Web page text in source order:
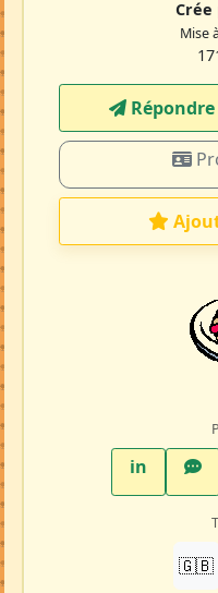
Crée
Mise
Répondre
inLinkedIn
🇬🇧